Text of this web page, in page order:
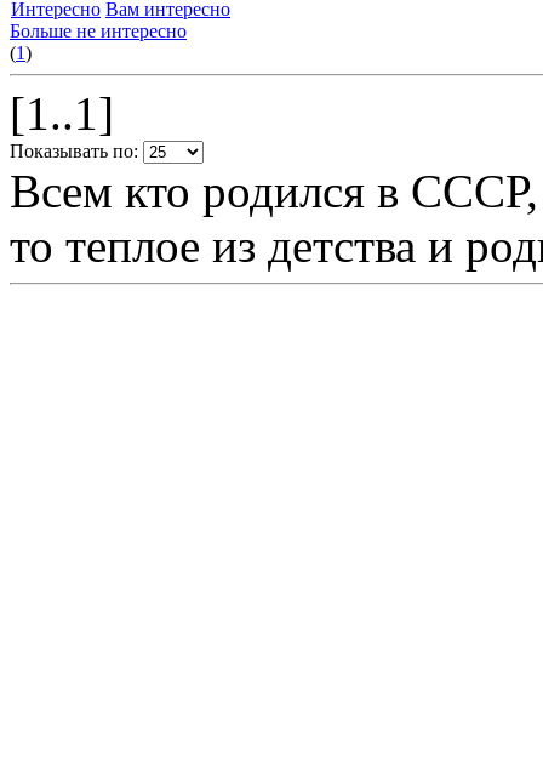
Интересно Вам интересно
Больше не интересно
(1)
[1..1]
Показывать по:
Всем кто родился в
то теплое из детства и